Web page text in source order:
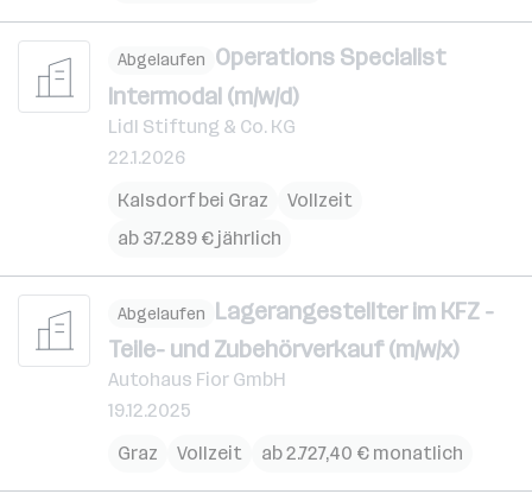
Abgelaufen Operations Specialist
Intermodal (m/w/d)
Lidl Stiftung & Co. KG
22.1.2026
Kalsdorf bei Graz
Vollzeit
ab 37.289 € jährlich
Abgelaufen Lagerangestellter im KFZ -
Teile- und Zubehörverkauf (m/w/x)
Autohaus Fior GmbH
19.12.2025
Graz
Vollzeit ab 2.727,40 € monatlich